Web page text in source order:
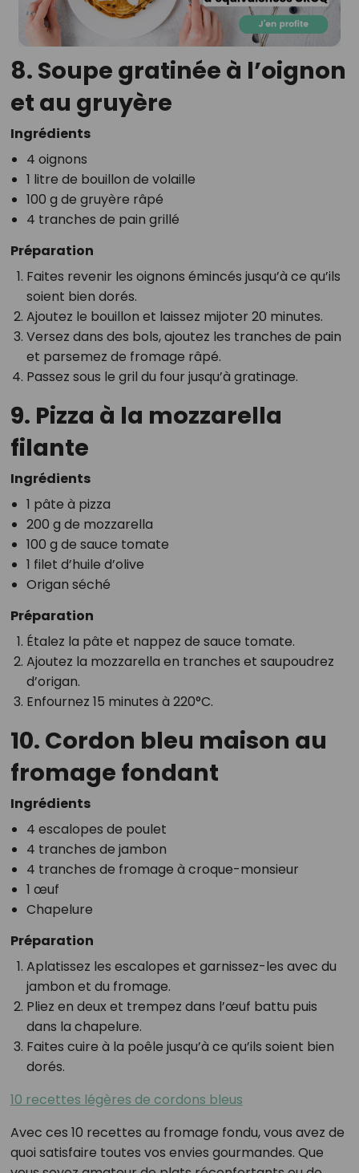
8. Soupe gratinée à l’oignon
et au gruyère
Ingrédients
4 oignons
1 litre de bouillon de volaille
100 g de gruyère râpé
4 tranches de pain grillé
Préparation
Faites revenir les oignons émincés jusqu’à ce qu’ils
soient bien dorés.
Ajoutez le bouillon et laissez mijoter 20 minutes.
Versez dans des bols, ajoutez les tranches de pain
et parsemez de fromage râpé.
Passez sous le gril du four jusqu’à gratinage.
9. Pizza à la mozzarella
filante
Ingrédients
1 pâte à pizza
200 g de mozzarella
100 g de sauce tomate
1 filet d’huile d’olive
Origan séché
Préparation
Étalez la pâte et nappez de sauce tomate.
Ajoutez la mozzarella en tranches et saupoudrez
d’origan.
Enfournez 15 minutes à 220°C.
10. Cordon bleu maison au
fromage fondant
Ingrédients
4 escalopes de poulet
4 tranches de jambon
4 tranches de fromage à croque-monsieur
1 œuf
Chapelure
Préparation
Aplatissez les escalopes et garnissez-les avec du
jambon et du fromage.
Pliez en deux et trempez dans l’œuf battu puis
dans la chapelure.
Faites cuire à la poêle jusqu’à ce qu’ils soient bien
dorés.
10 recettes légères de cordons bleus
Avec ces 10 recettes au fromage fondu, vous avez de
quoi satisfaire toutes vos envies gourmandes. Que